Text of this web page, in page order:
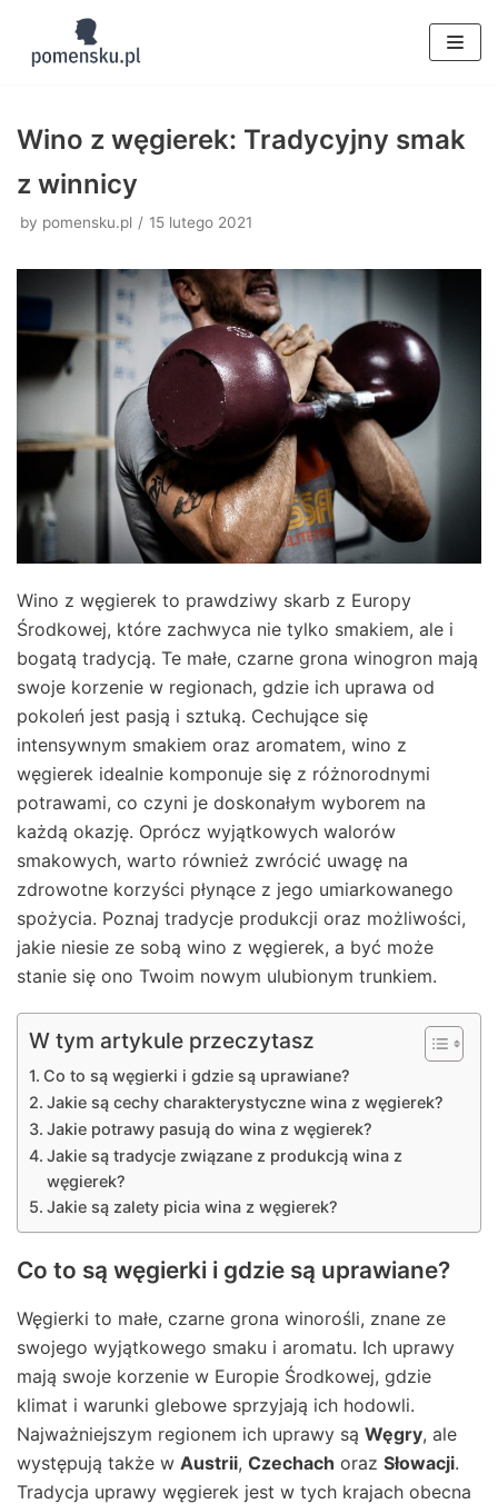
Skocz
Wino z węgierek: Tradycyjny smak
z winnicy
by pomensku.pl 15 lutego 2021
Wino z węgierek to prawdziwy skarb z Europy
Środkowej, które zachwyca nie tylko smakiem, ale i
bogatą tradycją. Te małe, czarne grona winogron mają
swoje korzenie w regionach, gdzie ich uprawa od
pokoleń jest pasją i sztuką. Cechujące się
intensywnym smakiem oraz aromatem, wino z
węgierek idealnie komponuje się z różnorodnymi
potrawami, co czyni je doskonałym wyborem na
każdą okazję. Oprócz wyjątkowych walorów
smakowych, warto również zwrócić uwagę na
zdrowotne korzyści płynące z jego umiarkowanego
spożycia. Poznaj tradycje produkcji oraz możliwości,
jakie niesie ze sobą wino z węgierek, a być może
stanie się ono Twoim nowym ulubionym trunkiem.
W tym artykule przeczytasz
Co to są węgierki i gdzie są uprawiane?
Jakie są cechy charakterystyczne wina z węgierek?
Jakie potrawy pasują do wina z węgierek?
Jakie są tradycje związane z produkcją wina z
węgierek?
Jakie są zalety picia wina z węgierek?
Co to są węgierki i gdzie są uprawiane?
Węgierki to małe, czarne grona winorośli, znane ze
swojego wyjątkowego smaku i aromatu. Ich uprawy
mają swoje korzenie w Europie Środkowej, gdzie
klimat i warunki glebowe sprzyjają ich hodowli.
Najważniejszym regionem ich uprawy są Węgry, ale
występują także w Austrii, Czechach oraz Słowacji.
Tradycja uprawy węgierek jest w tych krajach obecna